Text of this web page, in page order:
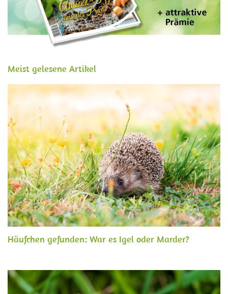
Meist gelesene Artikel
Häufchen gefunden: War es Igel oder Marder?